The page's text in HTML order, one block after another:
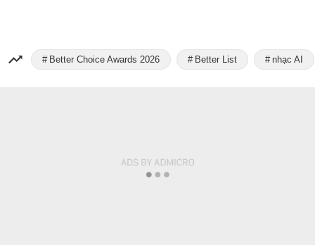
Better Choice Awards 2026 Better List nhạc AI